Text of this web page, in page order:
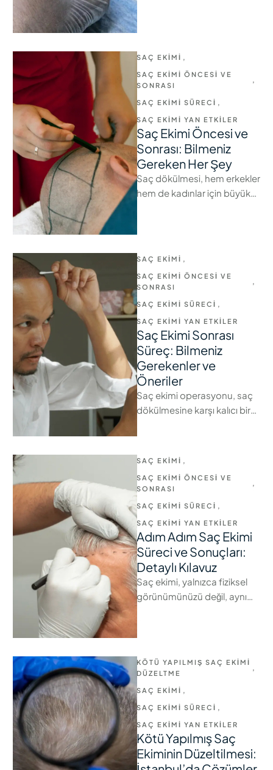
SAÇ EKIMI ,
SAÇ EKIMI ÖNCESI VE
SONRASI
,
SAÇ EKIMI SÜRECI ,
SAÇ EKIMI YAN ETKILER
Saç Ekimi Öncesi ve
Sonrası: Bilmeniz
Gereken Her Şey
Saç dökülmesi, hem erkekler
hem de kadınlar için büyük
teknolojisindeki …
SAÇ EKIMI ,
SAÇ EKIMI ÖNCESI VE
SONRASI
,
SAÇ EKIMI SÜRECI ,
SAÇ EKIMI YAN ETKILER
Saç Ekimi Sonrası
Süreç: Bilmeniz
Gerekenler ve
Öneriler
Saç ekimi operasyonu, saç
dökülmesine karşı kalıcı bir
görünümünüzü yenilemeye
yardımcı olan etkili bir …
SAÇ EKIMI ,
SAÇ EKIMI ÖNCESI VE
SONRASI
,
SAÇ EKIMI SÜRECI ,
SAÇ EKIMI YAN ETKILER
Adım Adım Saç Ekimi
Süreci ve Sonuçları:
Detaylı Kılavuz
Saç ekimi, yalnızca fiziksel
görünümünüzü değil, aynı
bir süreçtir. Bu yolculuğa …
KÖTÜ YAPILMIŞ SAÇ EKIMI
DÜZELTME
,
SAÇ EKIMI ,
SAÇ EKIMI SÜRECI ,
SAÇ EKIMI YAN ETKILER
Kötü Yapılmış Saç
Ekiminin Düzeltilmesi: